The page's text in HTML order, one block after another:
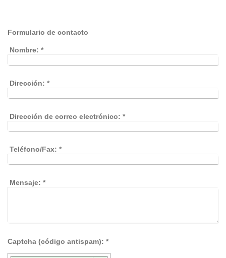
Formulario de contacto
Nombre: *
Dirección: *
Dirección de correo electrónico: *
Teléfono/Fax: *
Mensaje: *
Captcha (código antispam): *